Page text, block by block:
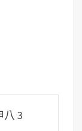
八 3